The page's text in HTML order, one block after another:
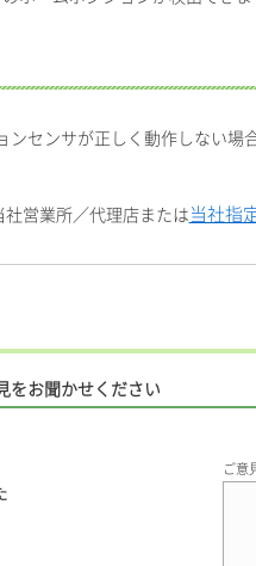
ンセンサが正しく動作しない場
社営業所／代理店または 当社指
をお聞かせください
ご意